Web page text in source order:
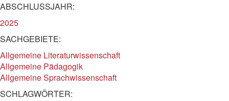
ABSCHLUSSJAHR:
2025
SACHGEBIETE:
Allgemeine Literaturwissenschaft
Allgemeine Pädagogik
Allgemeine Sprachwissenschaft
SCHLAGWÖRTER: